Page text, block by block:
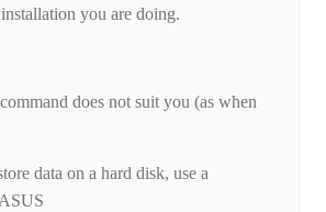
you are doing.
does not suit you (as when
data on a hard disk, use a